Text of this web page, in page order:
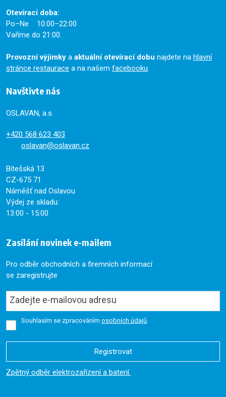
Otevírací doba:
Po–Ne 10:00–22:00
Vaříme do 21:00.
Provozní výjimky a aktuální otevírací dobu najdete na hlavní
stránce restaurace a na našem facebooku.
Navštivte nás
OSLAVAN, a.s.
+420 568 623 403
oslavan@oslavan.cz
Bítešská 13
CZ-675 71
Náměšť nad Oslavou
Výdej ze skladu:
13:00 - 15:00
Zasílání novinek e-mailem
Pro odběr obchodních a firemních informací
se zaregistrujte
Souhlasím se zpracováním osobních údajů
Registrovat
Formulář
Zpětný odběr elektrozařízení a baterií.